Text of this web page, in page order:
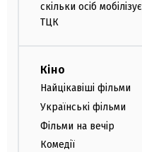
скільки осіб мобілізує
ТЦК
Кіно
Найцікавіші фільми
Українські фільми
Фільми на вечір
Комедії